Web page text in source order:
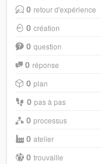
0 retour d'expérience
0 création
0 question
0 réponse
0 plan
0 pas à pas
0 processus
0 atelier
0 trouvaille